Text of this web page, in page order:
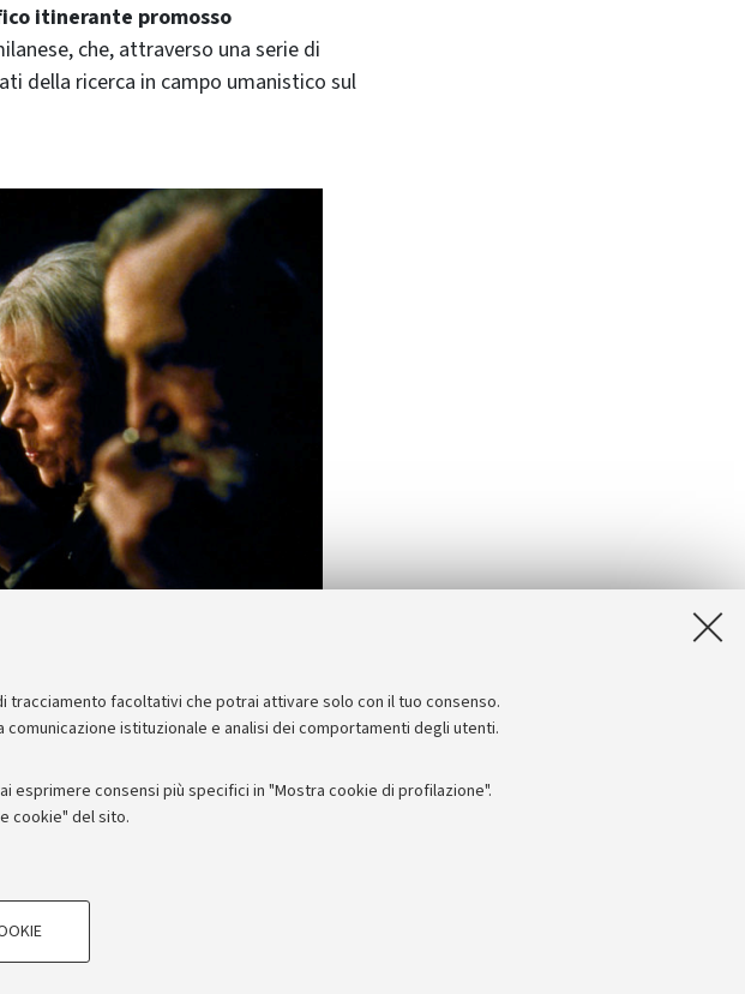
facoltativi che potrai attivare solo con il tuo consenso.
istituzionale e analisi dei comportamenti degli utenti.
consensi più specifici in "Mostra cookie di profilazione".
cookie" del sito.
TECNICI - NECESSARI
itinerante promosso
che, attraverso una serie di
della ricerca in campo umanistico sul
33 - 40126 Bologna - PI: 01131710376 - CF: 80007010376
Cookie